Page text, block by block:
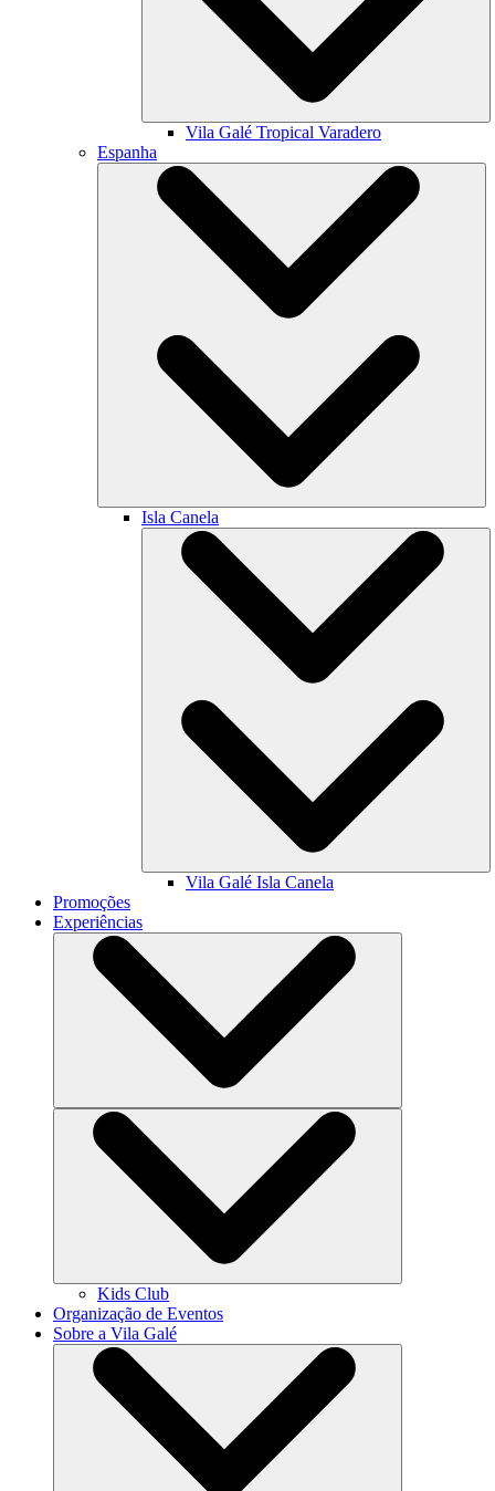
Vila Galé Tropical Varadero
Espanha
Isla Canela
Vila Galé Isla Canela
Promoções
Experiências
Kids Club
Organização de Eventos
Sobre a Vila Galé